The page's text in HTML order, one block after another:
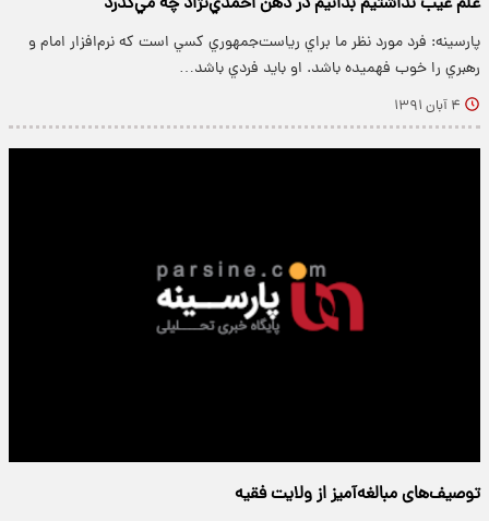
پارسینه: فرد مورد نظر ما براي رياست‌جمهوري كسي است كه نرم‌افزار امام و
رهبري را خوب فهميده باشد. او بايد فردي باشد…
۴ آبان ۱۳۹۱
توصیف‌های مبالغه‌آمیز از ولایت فقیه